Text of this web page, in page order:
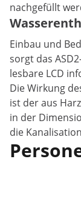
nachgefüllt
Einbau und
sorgt das
lesbare LCD
Die Wirkung
ist der aus
in der
die